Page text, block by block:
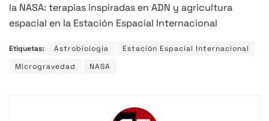
la NASA: terapias inspiradas en ADN y agricultura
espacial en la Estación Espacial Internacional
Etiquetas: Astrobiología
Estación Espacial Internacional
Microgravedad
NASA